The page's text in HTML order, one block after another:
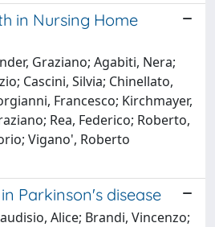
in Nursing Home
Graziano; Agabiti, Nera;
Cascini, Silvia; Chinellato,
Francesco; Kirchmayer,
Rea, Federico; Roberto,
Vigano', Roberto
Parkinson's disease
Alice; Brandi, Vincenzo;